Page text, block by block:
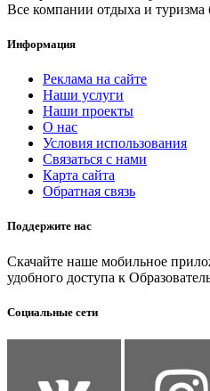
Все компании отдыха и туризма
Информация
Реклама на сайте
Наши услуги
Наши проекты
О нас
Условия использования
Связаться с нами
Карта сайта
Обратная связь
Поддержите нас
Скачайте наше мобильное
удобного доступа к
Социальные сети